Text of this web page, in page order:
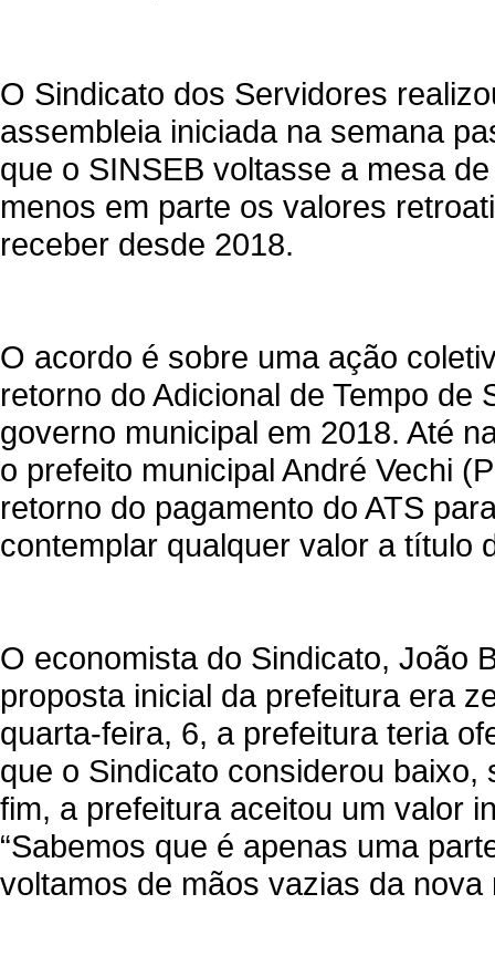
O Sindicato dos Servidores
assembleia iniciada na semana
que o SINSEB voltasse a mesa
menos em parte os valores
receber desde 2018.
O acordo é sobre uma ação
retorno do Adicional de Tempo de
governo municipal em 2018. Até
o prefeito municipal André Vechi
retorno do pagamento do ATS
contemplar qualquer valor a título
O economista do Sindicato, João
proposta inicial da prefeitura era
quarta-feira, 6, a prefeitura teria
que o Sindicato considerou
fim, a prefeitura aceitou um valor
“Sabemos que é apenas uma
voltamos de mãos vazias da